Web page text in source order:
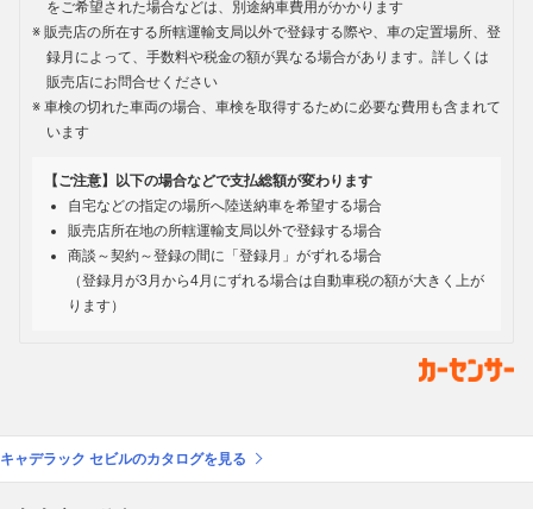
をご希望された場合などは、別途納車費用がかかります
販売店の所在する所轄運輸支局以外で登録する際や、車の定置場所、登
録月によって、手数料や税金の額が異なる場合があります。詳しくは
販売店にお問合せください
車検の切れた車両の場合、車検を取得するために必要な費用も含まれて
います
【ご注意】以下の場合などで支払総額が変わります
自宅などの指定の場所へ陸送納車を希望する場合
販売店所在地の所轄運輸支局以外で登録する場合
商談～契約～登録の間に「登録月」がずれる場合
（登録月が3月から4月にずれる場合は自動車税の額が大きく上が
ります）
キャデラック セビルのカタログを見る